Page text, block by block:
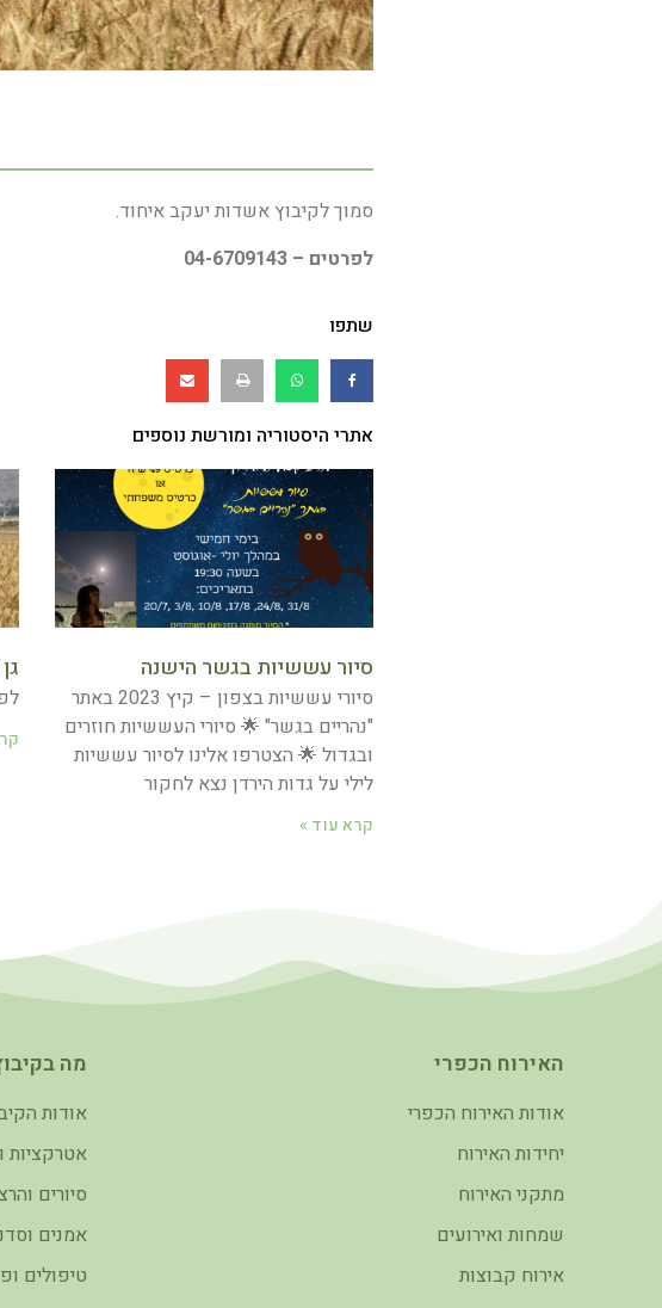
סמוך לקיבוץ אשדות יעקב איחוד.
לפרטים – 04-6709143
שתפו
אתרי היסטוריה ומורשת נוספים
סיור עששיות בגשר הישנה
סיורי עששיות בצפון – קיץ 2023 באתר
"נהריים בגשר" 🌟 סיורי העששיות חוזרים
ובגדול 🌟 הצטרפו אלינו לסיור עששיות
לילי על גדות הירדן נצא לחקור
קרא עוד »
האירוח הכפרי
אודות האירוח הכפרי
יחידות האירוח
מתקני האירוח
שמחות ואירועים
אירוח קבוצות
מה
אודות
אטרקציות
סיורים
אמנים
טיפולים